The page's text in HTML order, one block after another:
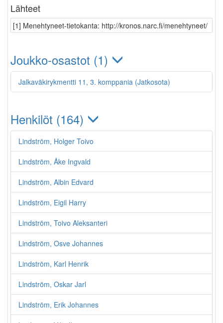
Lähteet
[1] Menehtyneet-tietokanta: http://kronos.narc.fi/menehtyneet/
Joukko-osastot (1)
Jalkaväkirykmentti 11, 3. komppania (Jatkosota)
Henkilöt (164)
Lindström, Holger Toivo
Lindström, Åke Ingvald
Lindström, Albin Edvard
Lindström, Eigil Harry
Lindström, Toivo Aleksanteri
Lindström, Osve Johannes
Lindström, Karl Henrik
Lindström, Oskar Jarl
Lindström, Erik Johannes